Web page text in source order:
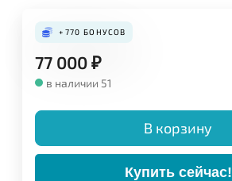
+770 БОНУСОВ
77 000₽
в наличии 51
В корзину
Купить сейчас!